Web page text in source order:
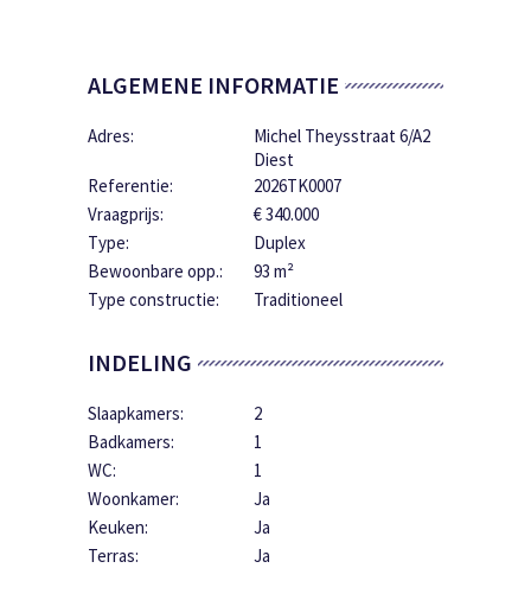
ALGEMENE INFORMATIE
Adres:
Michel Theysstraat 6/A2
Diest
Referentie:
2026TK0007
Vraagprijs:
€ 340.000
Type:
Duplex
Bewoonbare opp.:
93 m²
Type constructie:
Traditioneel
INDELING
Slaapkamers:
2
Badkamers:
1
WC:
1
Woonkamer:
Ja
Keuken:
Ja
Terras:
Ja